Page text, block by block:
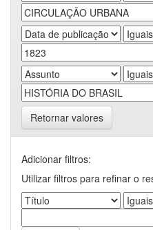
Retornar valores
Adicionar filtros:
Utilizar filtros para refinar o